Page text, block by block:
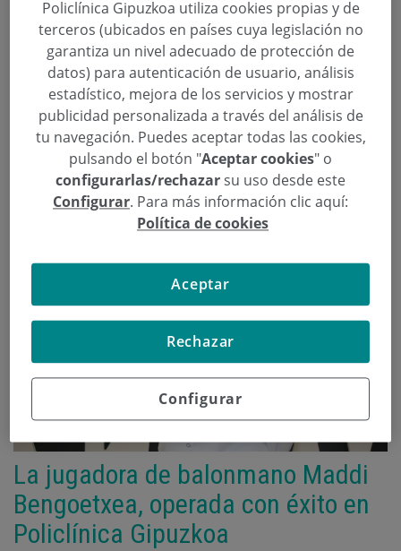
Podéis descargaros la publicaciónAQUÍ.
Continuar leyendo
La jugadora de balonmano Maddi
Bengoetxea, operada con éxito en
Policlínica Gipuzkoa
Policlínica Gipuzkoa utiliza cookies propias y de
terceros (ubicados en países cuya legislación no
garantiza un nivel adecuado de protección de
datos) para autenticación de usuario, análisis
estadístico, mejora de los servicios y mostrar
publicidad personalizada a través del análisis de
tu navegación. Puedes aceptar todas las cookies,
pulsando el botón "Aceptar cookies" o
configurarlas/rechazarsu uso desde este
Configurar. Para más información clic aquí:
Política de cookies
Configurar
Rechazar
Aceptar